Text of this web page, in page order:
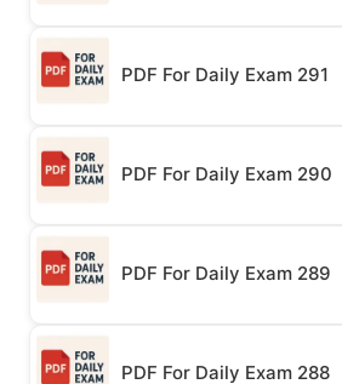
PDF For Daily Exam 291
PDF For Daily Exam 290
PDF For Daily Exam 289
PDF For Daily Exam 288